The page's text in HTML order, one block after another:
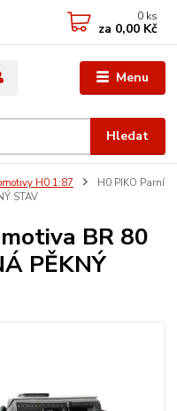
Menu
Hledat
0 ks
za 0,00 Kč
H0 1:87
H0 PIKO Parní
STAV
BR 80
PĚKNÝ